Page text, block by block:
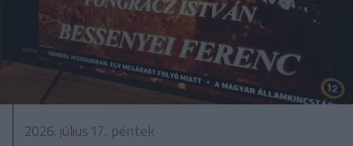
2026. július 17., péntek